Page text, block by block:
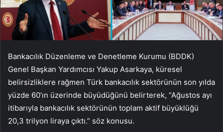
Bankacılık Düzenleme ve Denetleme Kurumu (BDDK)
Genel Başkan Yardımcısı Yakup Asarkaya, küresel
belirsizliklere rağmen Türk bankacılık sektörünün son yılda
yüzde 60’ın üzerinde büyüdüğünü belirterek, “Ağustos ayı
itibarıyla bankacılık sektörünün toplam aktif büyüklüğü
20,3 trilyon liraya çıktı.” söz konusu.